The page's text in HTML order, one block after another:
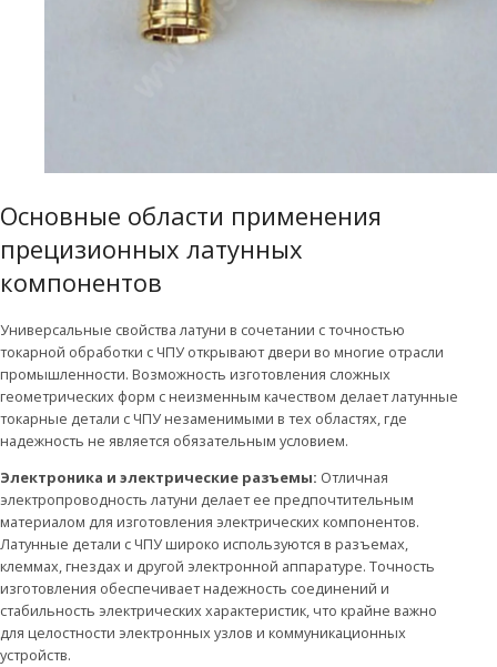
Основные области применения
прецизионных латунных
компонентов
Универсальные свойства латуни в сочетании с точностью
токарной обработки с ЧПУ открывают двери во многие отрасли
промышленности. Возможность изготовления сложных
геометрических форм с неизменным качеством делает латунные
токарные детали с ЧПУ незаменимыми в тех областях, где
надежность не является обязательным условием.
Электроника и электрические разъемы: Отличная
электропроводность латуни делает ее предпочтительным
материалом для изготовления электрических компонентов.
Латунные детали с ЧПУ широко используются в разъемах,
клеммах, гнездах и другой электронной аппаратуре. Точность
изготовления обеспечивает надежность соединений и
стабильность электрических характеристик, что крайне важно
для целостности электронных узлов и коммуникационных
устройств.